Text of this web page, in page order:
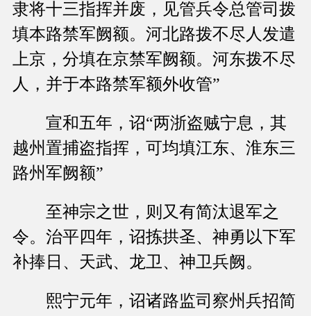
隶将十三指挥并废，见管兵令总管司拨
填本路禁军阙额。河北路拨不尽人发遣
上京，分填在京禁军阙额。河东拨不尽
人，并于本路禁军额外收管”
宣和五年，诏“两浙盗贼宁息，其
越州置捕盗指挥，可均填江东、淮东三
路州军阙额”
至神宗之世，则又有简汰退军之
令。治平四年，诏拣拱圣、神勇以下军
补捧日、天武、龙卫、神卫兵阙。
熙宁元年，诏诸路监司察州兵招简